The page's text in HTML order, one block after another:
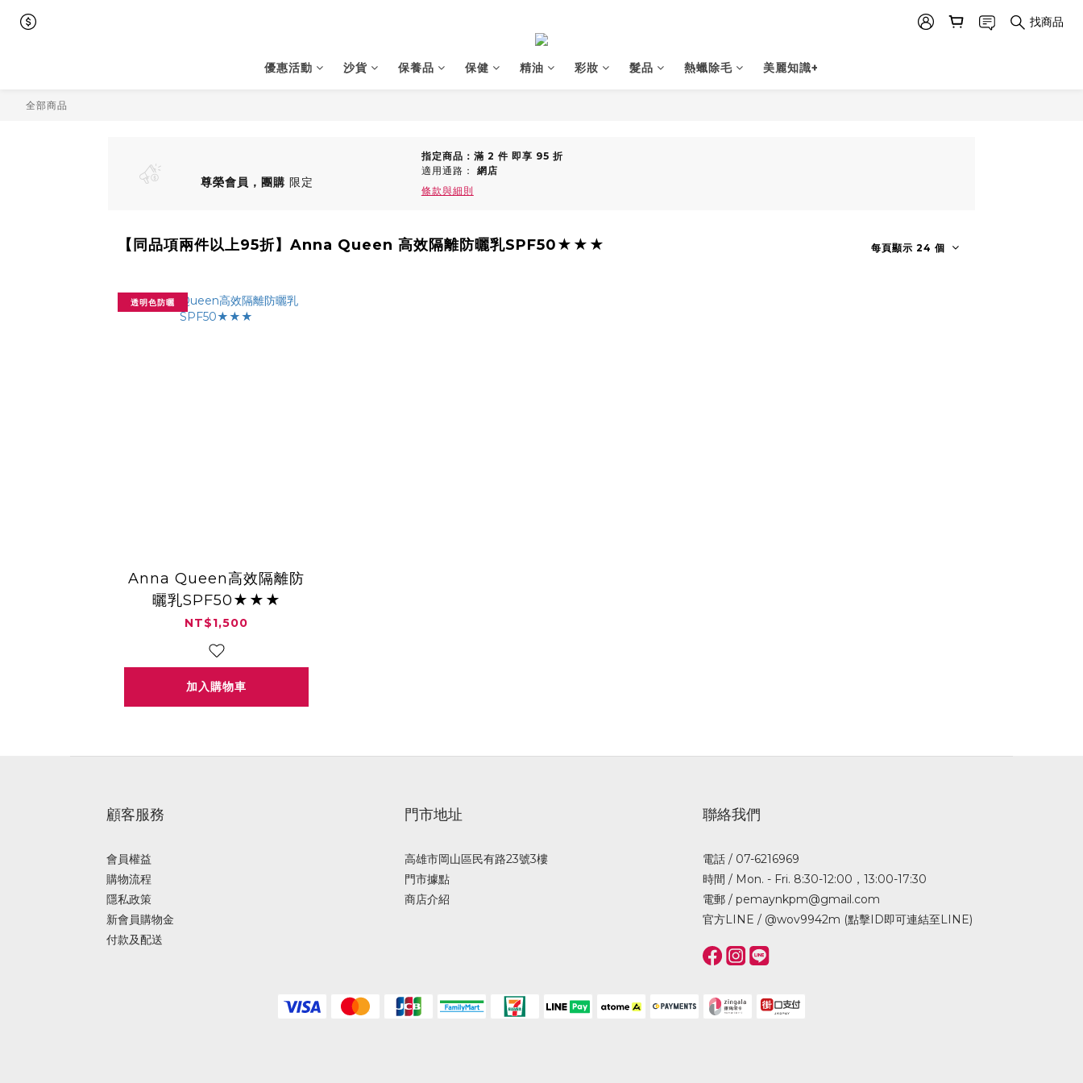
找商品
優惠活動 沙貨 保養品 保健 精油 彩妝 髮品 熱蠟除毛 美麗知識+
全部商品
尊榮會員，團購 限定
指定商品：滿 2 件 即享 95 折
適用通路： 網店
條款與細則
【同品項兩件以上95折】Anna Queen 高效隔離防曬乳SPF50★★★ 每頁顯示 24 個
透明色防曬
Anna Queen高效隔離防
曬乳SPF50★★★
NT$1,500
加入購物車
顧客服務
會員權益
購物流程
隱私政策
新會員購物金
付款及配送
門市地址
高雄市岡山區民有路23號3樓
門市據點
商店介紹
聯絡我們
電話 / 07-6216969
時間 / Mon. - Fri. 8:30-12:00，13:00-17:30
電郵 / pemaynkpm@gmail.com
官方LINE / @wov9942m (點擊ID即可連結至LINE)